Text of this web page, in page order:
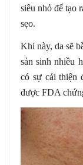
siêu nhỏ để tạo
sẹo.
Khi này, da sẽ
sản sinh nhiều
có sự cải thiện
được FDA